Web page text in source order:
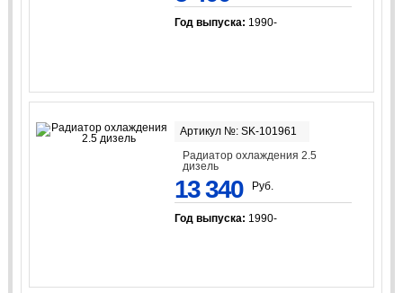
Год выпуска: 1990-
Артикул №: SK-101961
Радиатор охлаждения 2.5
дизель
13 340 Руб.
Год выпуска: 1990-